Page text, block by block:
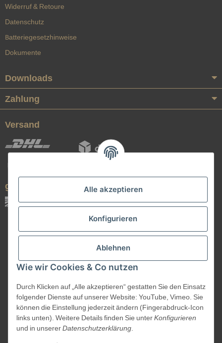
Alle akzeptieren
Konfigurieren
Ablehnen
Wie wir Cookies & Co nutzen
Durch Klicken auf „Alle akzeptieren“ gestatten Sie den Einsatz
folgender Dienste auf unserer Website: YouTube, Vimeo. Sie
können die Einstellung jederzeit ändern (Fingerabdruck-Icon
links unten). Weitere Details finden Sie unterKonfigurieren
und in unsererDatenschutzerklärung.
Widerruf & Retoure
Datenschutz
Batteriegesetzhinweise
Dokumente
Downloads
Zahlung
Versand
geprüfte Qualität
Vertrag widerrufen